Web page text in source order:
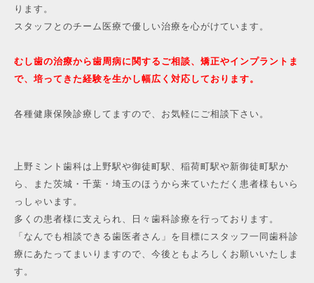
ります。
スタッフとのチーム医療で優しい治療を心がけています。
むし歯の治療から歯周病に関するご相談、矯正やインプラントま
で、培ってきた経験を生かし幅広く対応しております。
各種健康保険診療してますので、お気軽にご相談下さい。
上野ミント歯科は上野駅や御徒町駅、稲荷町駅や新御徒町駅か
ら、また茨城・千葉・埼玉のほうから来ていただく患者様もいら
っしゃいます。
多くの患者様に支えられ、日々歯科診療を行っております。
「なんでも相談できる歯医者さん」を目標にスタッフ一同歯科診
療にあたってまいりますので、今後ともよろしくお願いいたしま
す。